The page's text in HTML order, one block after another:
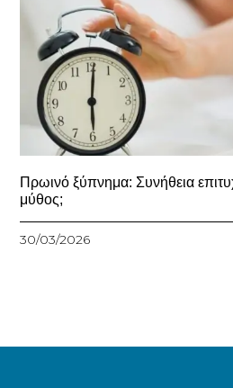
Πρωινό ξύπνημα: Συνήθεια
μύθος;
30/03/2026